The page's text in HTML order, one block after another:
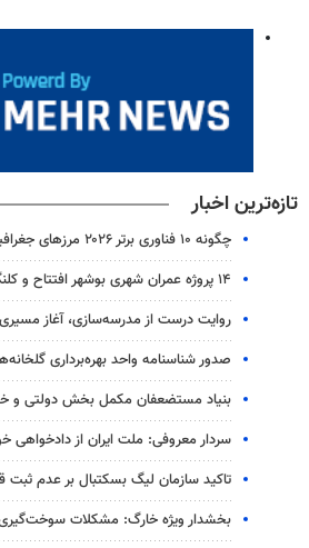
تازه‌ترین اخبار
چگونه ۱۰ فناوری برتر ۲۰۲۶ مرزهای جغرافیای قدرت را جا به جا می‌کنند؟
۱۴ پروژه عمران شهری بوشهر افتتاح و کلنگ‌زنی می‌شود
روایت درست از مدرسه‌سازی، آغاز
صدور شناسنامه واحد بهره‌برداری
بنیاد مستضعفان مکمل بخش دولتی و
سردار معروفی: ملت ایران از
تاکید سازمان لیگ بسکتبال بر عدم ثبت
بخشدار ویژه خارگ: مشکلات